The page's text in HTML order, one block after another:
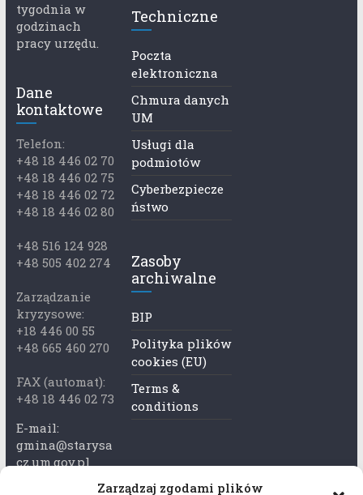
Zarządzaj zgodami plików
tygodnia w
godzinach
pracy urzędu.
Dane
kontaktowe
Telefon:
+48 18 446 02 70
+48 18 446 02 75
+48 18 446 02 72
+48 18 446 02 80
+48 516 124 928
+48 505 402 274
Zarządzanie
kryzysowe:
+18 446 00 55
+48 665 460 270
FAX (automat):
+48 18 446 02 73
E-mail:
gmina@starysa
cz.um.gov.pl
Techniczne
Poczta
elektroniczna
Chmura danych
UM
Usługi dla
podmiotów
Cyberbezpiecze
ństwo
Zasoby
archiwalne
BIP
Polityka plików
cookies (EU)
Terms &
conditions